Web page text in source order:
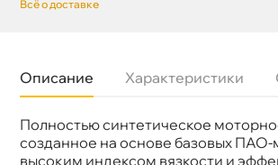
сё о доставке
Описание Характеристики
Полностью синтетическое
созданное на основе базовых ПАО-
ысоким индексом вязкости и
язкость
5W-30
Тип масла
Синтетика